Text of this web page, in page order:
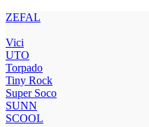
ZEFAL
Vici
UTO
Torpado
Tiny Rock
Super Soco
SUNN
SCOOL